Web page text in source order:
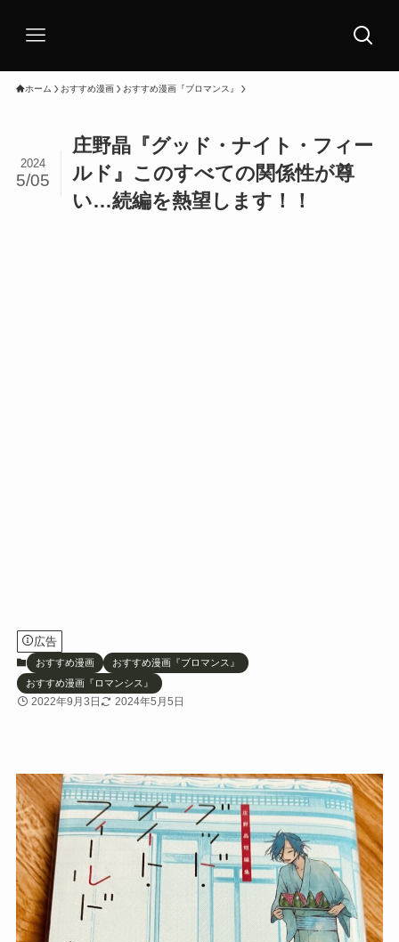
ホーム おすすめ漫画 おすすめ漫画『ブロマンス』
庄野晶『グッド・ナイト・フィー
ルド』このすべての関係性が尊
い…続編を熱望します！！
2024
5/05
広告
おすすめ漫画
おすすめ漫画『ブロマンス』
おすすめ漫画『ロマンシス』
2022年9月3日 2024年5月5日